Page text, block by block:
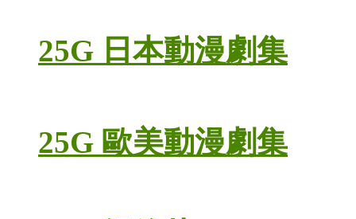
25G 日本動漫劇集
25G 歐美動漫劇集